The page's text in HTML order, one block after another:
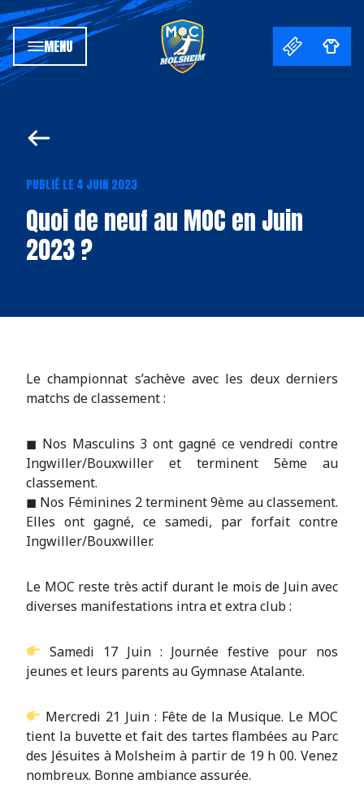
MENU
PUBLIÉ LE 4 JUIN 2023
Quoi de neuf au MOC en Juin
2023 ?
Le championnat s’achève avec les deux derniers
matchs de classement :
◼ Nos Masculins 3 ont gagné ce vendredi contre
Ingwiller/Bouxwiller et terminent 5ème au
classement.
◼ Nos Féminines 2 terminent 9ème au classement.
Elles ont gagné, ce samedi, par forfait contre
Ingwiller/Bouxwiller.
Le MOC reste très actif durant le mois de Juin avec
diverses manifestations intra et extra club :
Samedi 17 Juin : Journée festive pour nos
jeunes et leurs parents au Gymnase Atalante.
Mercredi 21 Juin : Fête de la Musique. Le MOC
tient la buvette et fait des tartes flambées au Parc
des Jésuites à Molsheim à partir de 19 h 00. Venez
nombreux. Bonne ambiance assurée.